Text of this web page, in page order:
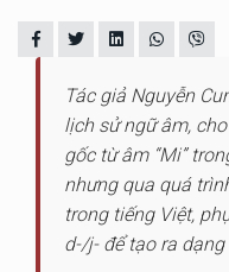
Tác giả Nguyễn
lịch sử ngữ âm,
gốc từ âm “Mi”
nhưng qua quá
trong tiếng Việt,
d-/j- để tạo ra dạng